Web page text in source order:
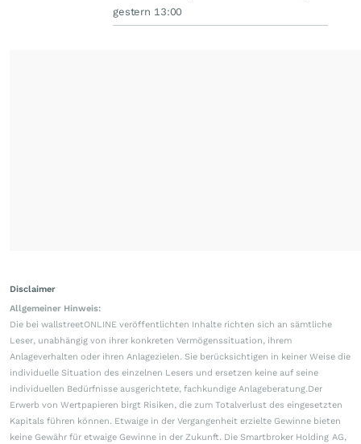
gestern 13:00
Disclaimer
Allgemeiner Hinweis:
Die bei wallstreetONLINE veröffentlichten Inhalte richten sich an sämtliche
Leser, unabhängig von ihrer konkreten Vermögenssituation, ihrem
Anlageverhalten oder ihren Anlagezielen. Sie berücksichtigen in keiner Weise die
individuelle Situation des einzelnen Lesers und ersetzen keine auf seine
individuellen Bedürfnisse ausgerichtete, fachkundige Anlageberatung.Der
Erwerb von Wertpapieren birgt Risiken, die zum Totalverlust des eingesetzten
Kapitals führen können. Etwaige in der Vergangenheit erzielte Gewinne bieten
keine Gewähr für etwaige Gewinne in der Zukunft. Die Smartbroker Holding AG,